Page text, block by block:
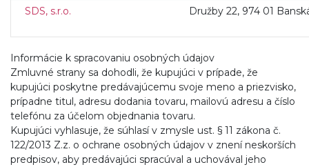
SDS, s.r.o. Družby 22, 974 01 Banská
Informácie k spracovaniu osobných údajov
Zmluvné strany sa dohodli, že kupujúci v prípade, že
kupujúci poskytne predávajúcemu svoje meno a priezvisko,
prípadne titul, adresu dodania tovaru, mailovú adresu a číslo
telefónu za účelom objednania tovaru.
Kupujúci vyhlasuje, že súhlasí v zmysle ust. § 11 zákona č.
122/2013 Z.z. o ochrane osobných údajov v znení neskorších
predpisov, aby predávajúci spracúval a uchovával jeho